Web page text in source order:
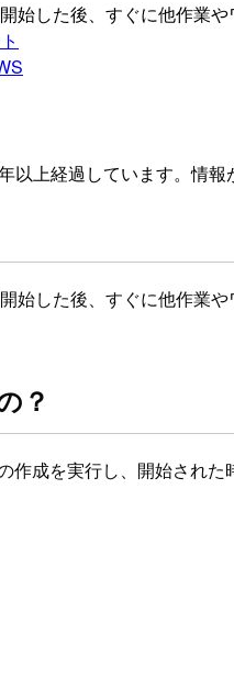
始した後、すぐに他作業
以上経過しています。情
始した後、すぐに他作業
？
作成を実行し、開始され